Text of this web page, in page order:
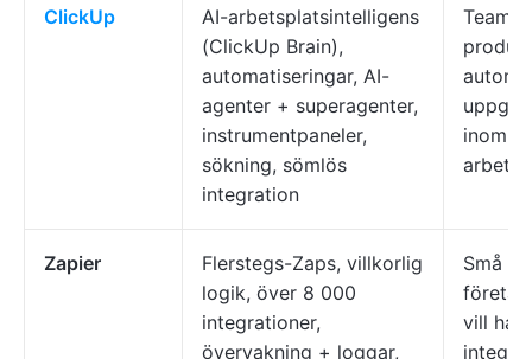
ClickUp
AI-arbetsplatsintelligens
(ClickUp Brain),
automatiseringar, AI-
agenter + superagenter,
instrumentpaneler,
sökning, sömlös
integration
Team
inom
Zapier
Flerstegs-Zaps, villkorlig
logik, över 8 000
integrationer,
övervakning + loggar,
Små
vill ha